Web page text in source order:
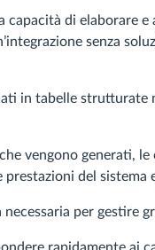
capacità di elaborare
senza
in tabelle strutturate
vengono generati,
del sistema
per gestire